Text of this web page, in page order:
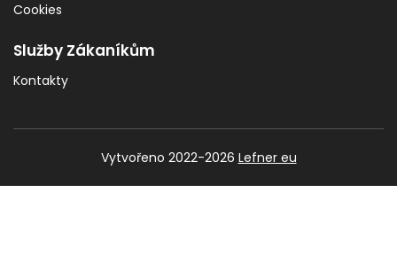
Cookies
Služby Zákaníkům
Kontakty
Vytvořeno 2022-2026 Lefner eu